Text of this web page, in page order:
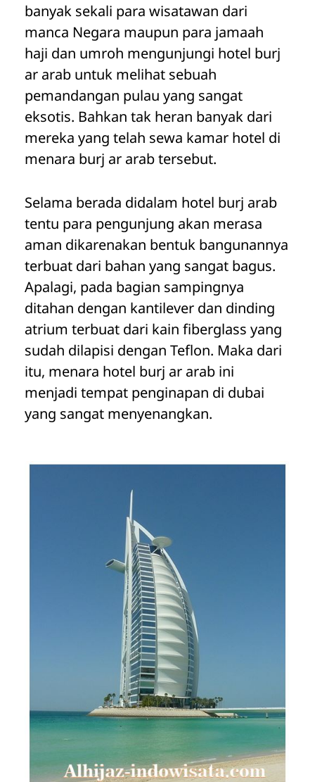
banyak sekali para wisatawan dari
manca Negara maupun para jamaah
haji dan umroh mengunjungi hotel burj
ar arab untuk melihat sebuah
pemandangan pulau yang sangat
eksotis. Bahkan tak heran banyak dari
mereka yang telah sewa kamar hotel di
menara burj ar arab tersebut.
Selama berada didalam hotel burj arab
tentu para pengunjung akan merasa
aman dikarenakan bentuk bangunannya
terbuat dari bahan yang sangat bagus.
Apalagi, pada bagian sampingnya
ditahan dengan kantilever dan dinding
atrium terbuat dari kain fiberglass yang
sudah dilapisi dengan Teflon. Maka dari
itu, menara hotel burj ar arab ini
menjadi tempat penginapan di dubai
yang sangat menyenangkan.